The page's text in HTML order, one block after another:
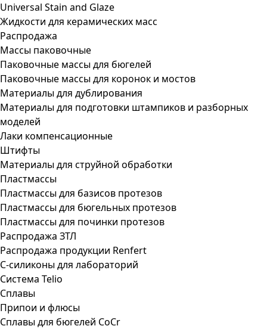
Universal Stain and Glaze
Жидкости для керамических масс
Распродажа
Массы паковочные
Паковочные массы для бюгелей
Паковочные массы для коронок и мостов
Материалы для дублирования
Материалы для подготовки штампиков и разборных
моделей
Лаки компенсационные
Штифты
Материалы для струйной обработки
Пластмассы
Пластмассы для базисов протезов
Пластмассы для бюгельных протезов
Пластмассы для починки протезов
Распродажа ЗТЛ
Распродажа продукции Renfert
С-силиконы для лабораторий
Система Telio
Сплавы
Припои и флюсы
Сплавы для бюгелей CoCr